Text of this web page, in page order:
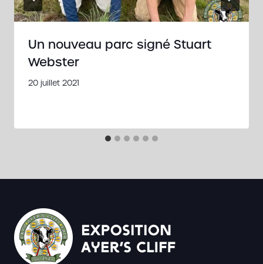
Un nouveau parc signé Stuart
Webster
20 juillet 2021